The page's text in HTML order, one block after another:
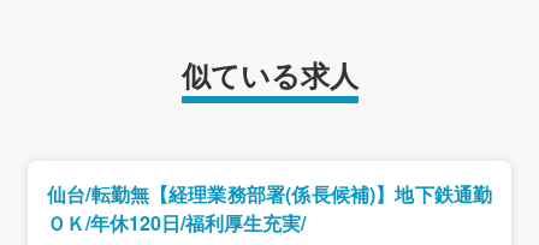
似ている求人
仙台/転勤無【経理業務部署(係長候補)】地下鉄通勤
ＯＫ/年休120日/福利厚生充実/